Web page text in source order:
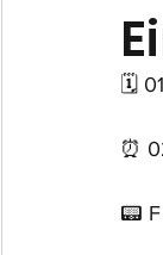
🗓
⏰
📟 F